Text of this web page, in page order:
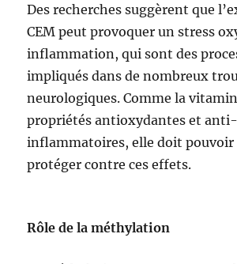
Des recherches suggèrent que
CEM peut provoquer un stress
inflammation, qui sont des
impliqués dans de nombreux
neurologiques. Comme la
propriétés antioxydantes et anti-
inflammatoires, elle doit pouvoir
protéger contre ces effets.
Rôle de la méthylation